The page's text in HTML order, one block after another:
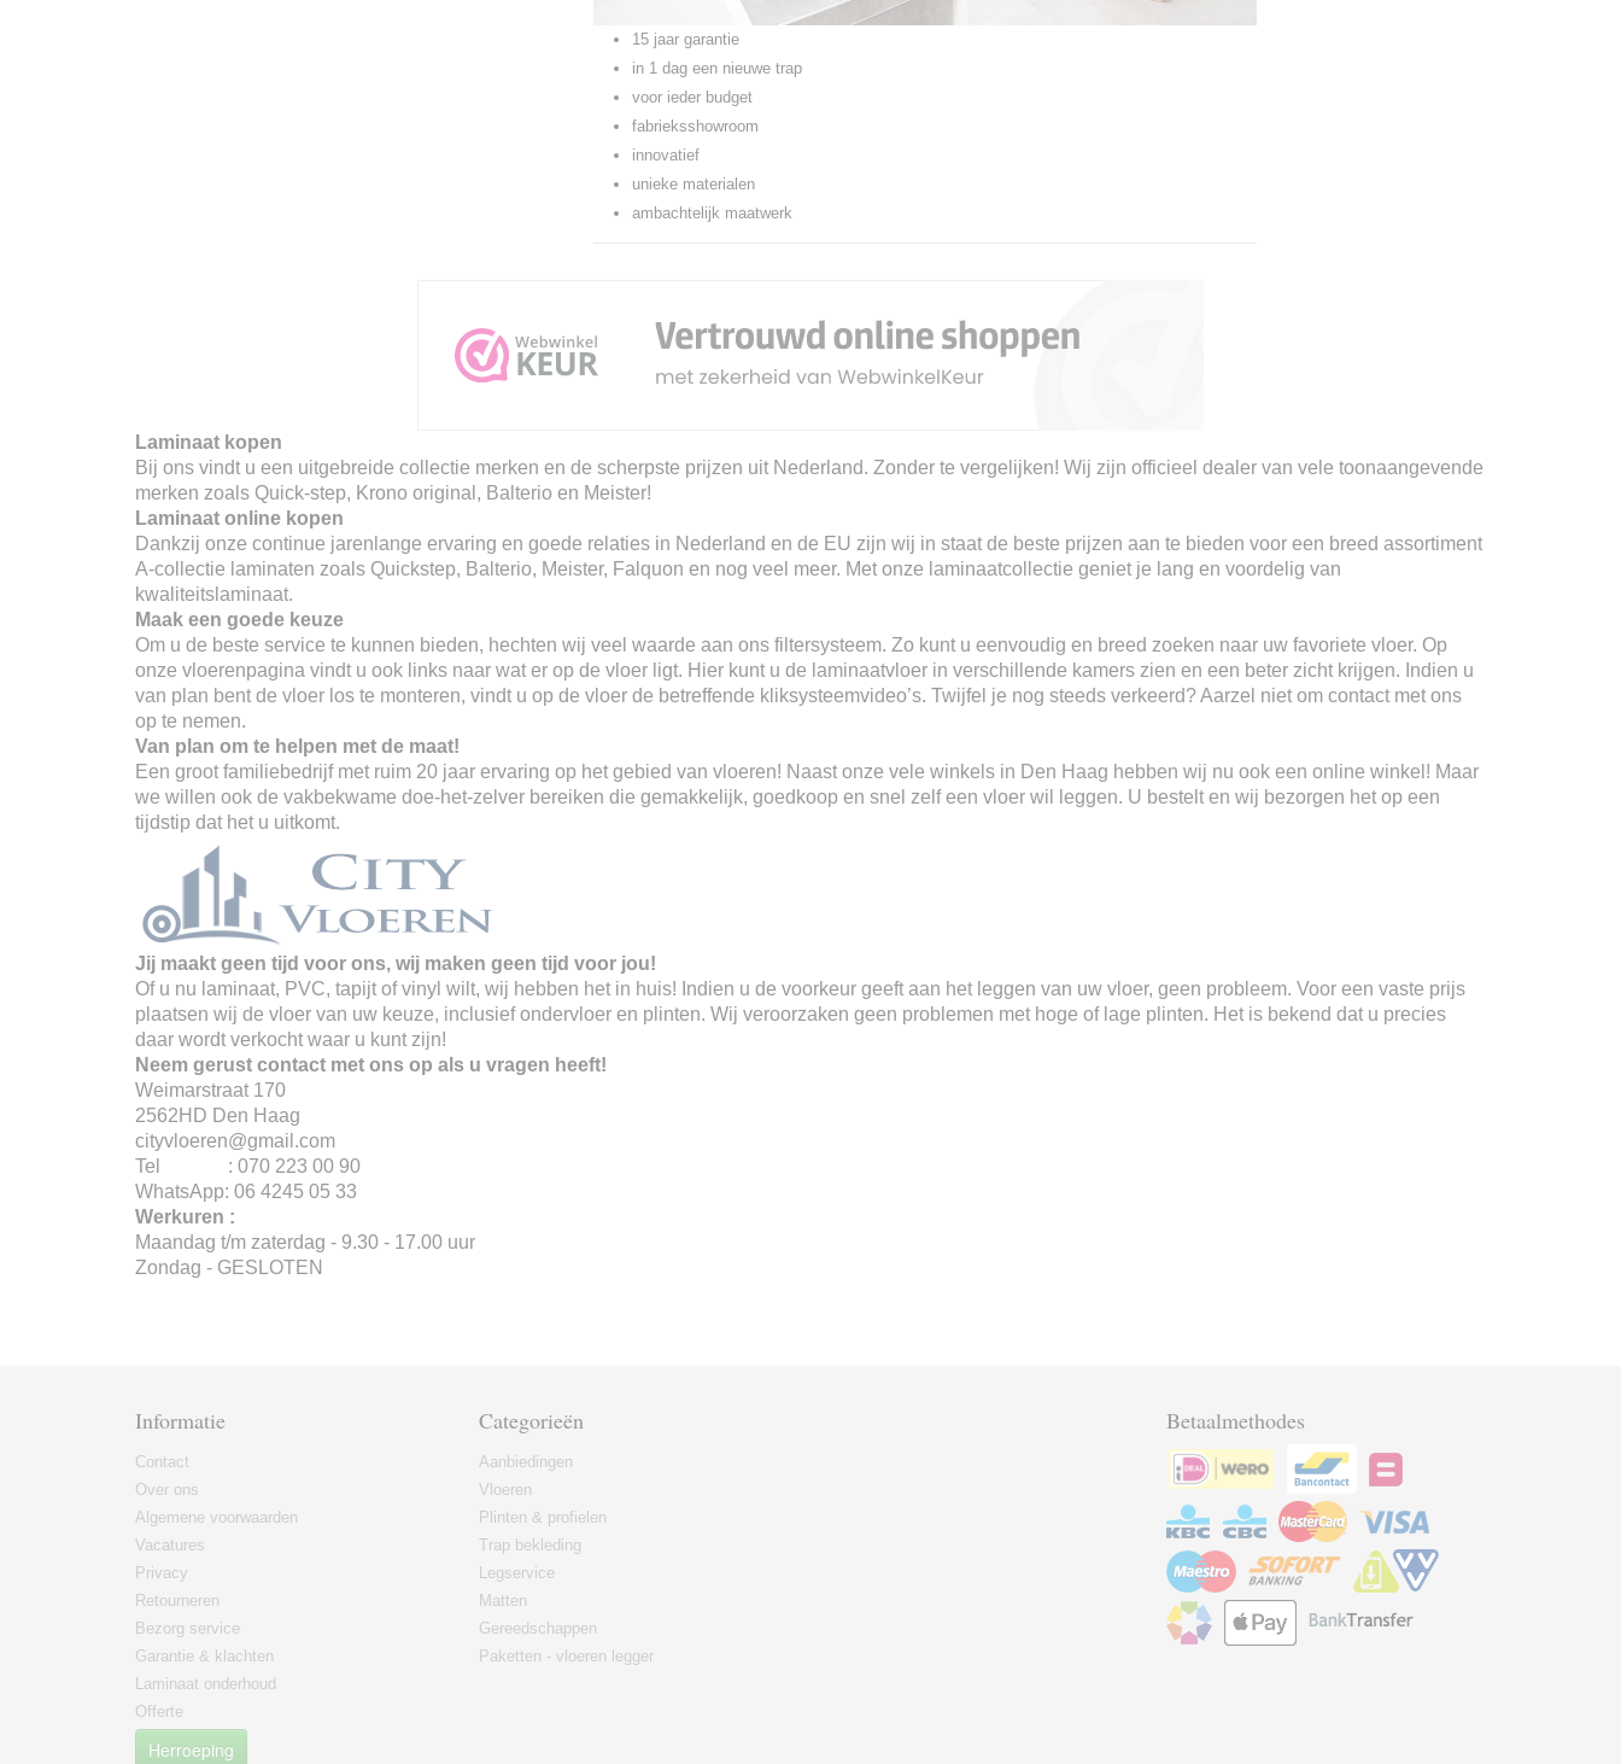
15 jaar garantie
in 1 dag een nieuwe trap
voor ieder budget
fabrieksshowroom
innovatief
unieke materialen
ambachtelijk maatwerk
Laminaat kopen
Bij ons vindt u een uitgebreide collectie merken en de scherpste prijzen uit Nederland. Zonder te vergelijken! Wij zijn officieel dealer van vele toonaangevende
merken zoals Quick-step, Krono original, Balterio en Meister!
Laminaat online kopen
Dankzij onze continue jarenlange ervaring en goede relaties in Nederland en de EU zijn wij in staat de beste prijzen aan te bieden voor een breed assortiment
A-collectie laminaten zoals Quickstep, Balterio, Meister, Falquon en nog veel meer. Met onze laminaatcollectie geniet je lang en voordelig van
kwaliteitslaminaat.
Maak een goede keuze
Om u de beste service te kunnen bieden, hechten wij veel waarde aan ons filtersysteem. Zo kunt u eenvoudig en breed zoeken naar uw favoriete vloer. Op
onze vloerenpagina vindt u ook links naar wat er op de vloer ligt. Hier kunt u de laminaatvloer in verschillende kamers zien en een beter zicht krijgen. Indien u
van plan bent de vloer los te monteren, vindt u op de vloer de betreffende kliksysteemvideo’s. Twijfel je nog steeds verkeerd? Aarzel niet om contact met ons
op te nemen.
Van plan om te helpen met de maat!
Een groot familiebedrijf met ruim 20 jaar ervaring op het gebied van vloeren! Naast onze vele winkels in Den Haag hebben wij nu ook een online winkel! Maar
we willen ook de vakbekwame doe-het-zelver bereiken die gemakkelijk, goedkoop en snel zelf een vloer wil leggen. U bestelt en wij bezorgen het op een
tijdstip dat het u uitkomt.
Jij maakt geen tijd voor ons, wij maken geen tijd voor jou!
Of u nu laminaat, PVC, tapijt of vinyl wilt, wij hebben het in huis! Indien u de voorkeur geeft aan het leggen van uw vloer, geen probleem. Voor een vaste prijs
plaatsen wij de vloer van uw keuze, inclusief ondervloer en plinten. Wij veroorzaken geen problemen met hoge of lage plinten. Het is bekend dat u precies
daar wordt verkocht waar u kunt zijn!
Neem gerust contact met ons op als u vragen heeft!
Weimarstraat 170
2562HD Den Haag
cityvloeren@gmail.com
Tel : 070 223 00 90
WhatsApp: 06 4245 05 33
Werkuren :
Maandag t/m zaterdag - 9.30 - 17.00 uur
Zondag - GESLOTEN
Informatie
Contact
Over ons
Algemene voorwaarden
Vacatures
Privacy
Retourneren
Bezorg service
Garantie & klachten
Laminaat onderhoud
Offerte
Herroeping
Categorieën
Aanbiedingen
Vloeren
Plinten & profielen
Trap bekleding
Legservice
Matten
Gereedschappen
Paketten - vloeren legger
Betaalmethodes